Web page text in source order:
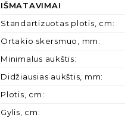
IŠMATAVIMAI
Standartizuotas plotis, cm:
Ortakio skersmuo, mm:
Minimalus aukštis:
Didžiausias aukštis, mm:
Plotis, cm:
Gylis, cm: